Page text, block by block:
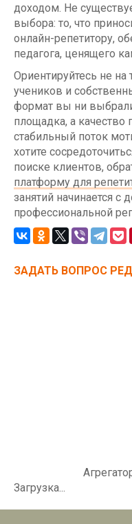
доходом. Не
выбора: то, что
онлайн-репетитору,
педагога, ценящего
Ориентируйтесь не на
учеников и
формат вы ни
площадка, а качество
стабильный поток
хотите
поиске клиентов,
платформу для
занятий начинается
профессиональной
ЗАДАТЬ ВОПРОС
Загрузка...